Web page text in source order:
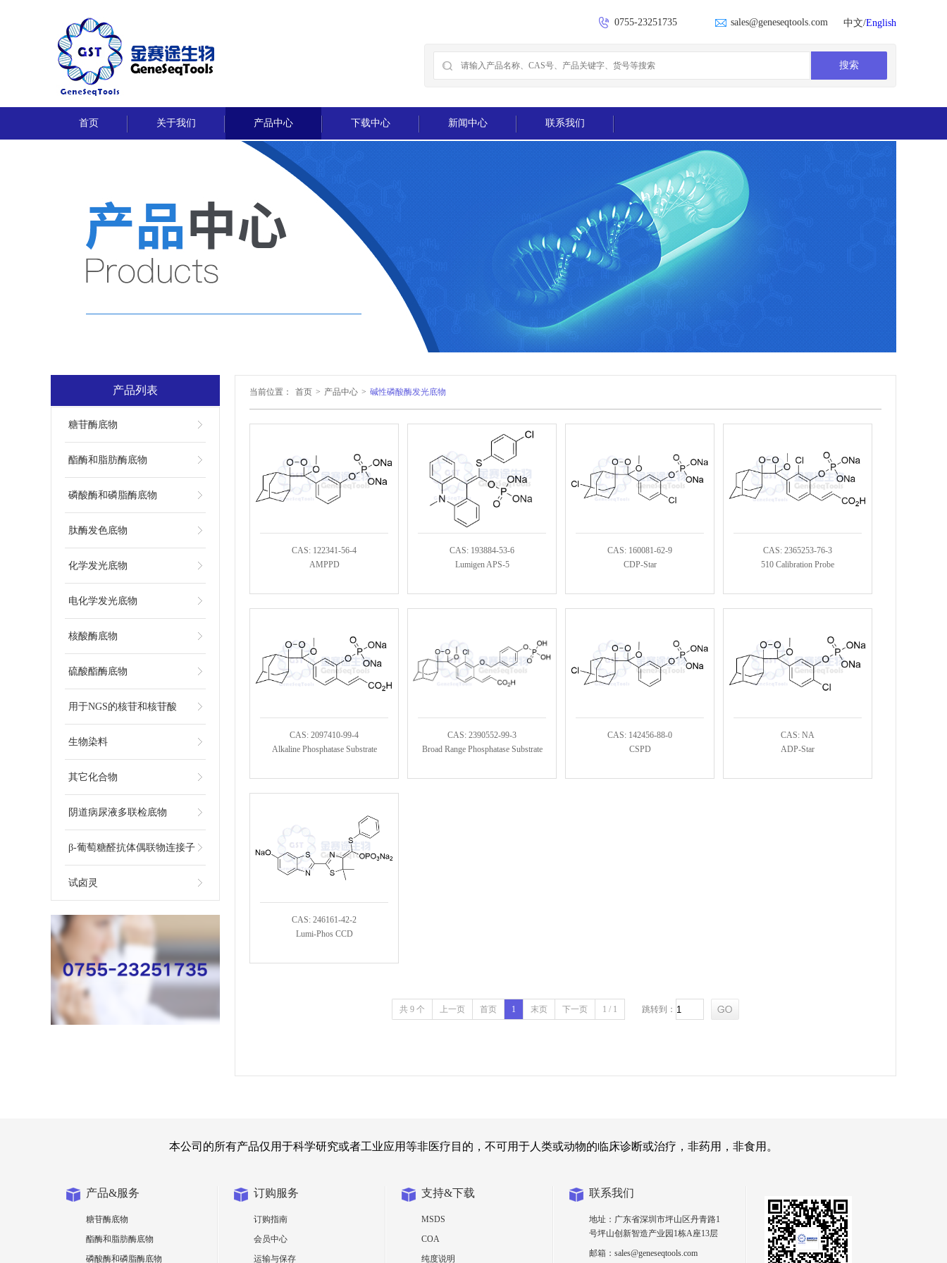
0755-23251735 sales@geneseqtools.com 中文/English
首页 关于我们 产品中心 下载中心 新闻中心 联系我们
产品列表
糖苷酶底物
酯酶和脂肪酶底物
磷酸酶和磷脂酶底物
肽酶发色底物
化学发光底物
电化学发光底物
核酸酶底物
硫酸酯酶底物
用于NGS的核苷和核苷酸
生物染料
其它化合物
阴道病尿液多联检底物
β-葡萄糖醛抗体偶联物连接子
试卤灵
当前位置： 首页 > 产品中心 > 碱性磷酸酶发光底物
CAS: 122341-56-4
AMPPD
CAS: 193884-53-6
Lumigen APS-5
CAS: 160081-62-9
CDP-Star
CAS: 2365253-76-3
510 Calibration Probe
CAS: 2097410-99-4
Alkaline Phosphatase Substrate
CAS: 2390552-99-3
Broad Range Phosphatase Substrate
CAS: 142456-88-0
CSPD
CAS: NA
ADP-Star
CAS: 246161-42-2
Lumi-Phos CCD
共 9 个 上一页 首页 1 末页 下一页 1 / 1 跳转到：
本公司的所有产品仅用于科学研究或者工业应用等非医疗目的，不可用于人类或动物的临床诊断或治疗，非药用，非食用。
产品&服务
糖苷酶底物
酯酶和脂肪酶底物
磷酸酶和磷脂酶底物
订购服务
订购指南
会员中心
运输与保存
支持&下载
MSDS
COA
纯度说明
联系我们
地址：广东省深圳市坪山区丹青路1
号坪山创新智造产业园1栋A座13层
邮箱：sales@geneseqtools.com